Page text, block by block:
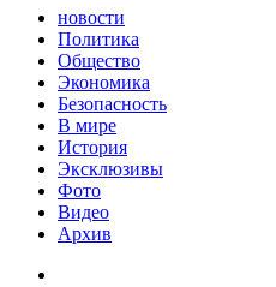
новости
Политика
Общество
Экономика
Безопасность
В мире
История
Эксклюзивы
Фото
Видео
Архив